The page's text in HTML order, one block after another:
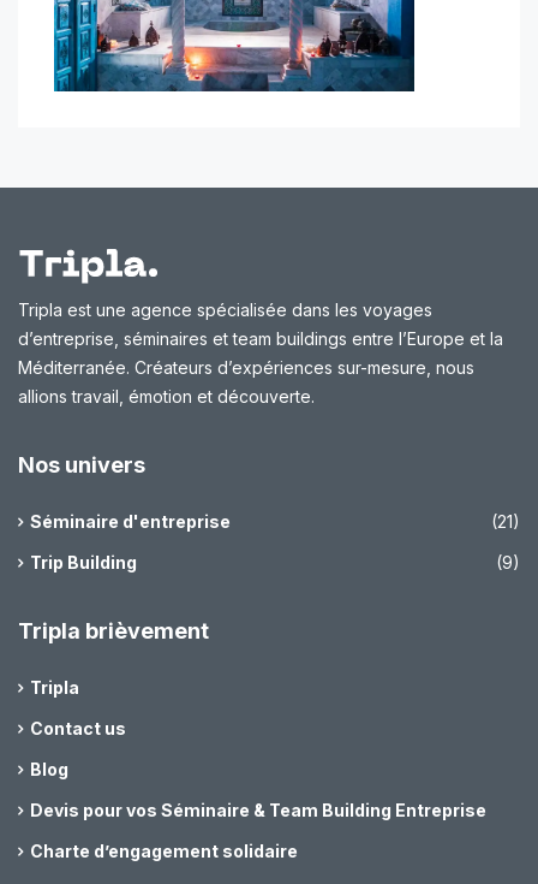
Tripla est une agence spécialisée dans les voyages
d’entreprise, séminaires et team buildings entre l’Europe et la
Méditerranée. Créateurs d’expériences sur-mesure, nous
allions travail, émotion et découverte.
Nos univers
Séminaire d'entreprise
(21)
Trip Building
(9)
Tripla brièvement
Tripla
Contact us
Blog
Devis pour vos Séminaire & Team Building Entreprise
Charte d’engagement solidaire